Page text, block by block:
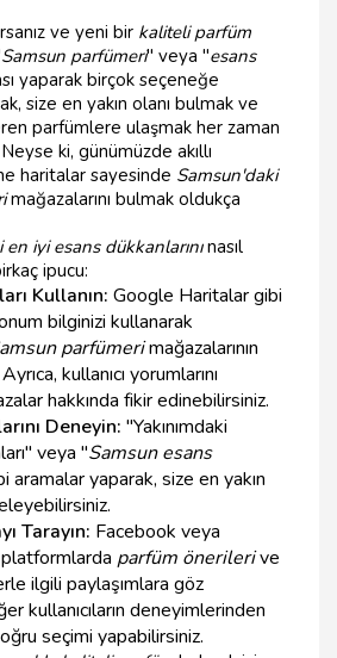
ve yeni bir kaliteli parfüm
Samsun parfümeri" veya "esans
yaparak birçok seçeneğe
size en yakın olanı bulmak ve
parfümlere ulaşmak her zaman
ki, günümüzde akıllı
haritalar sayesinde Samsun'daki
mağazalarını bulmak oldukça
en iyi esans dükkanlarınınasıl
ipucu:
Kullanın: Google Haritalar gibi
bilginizi kullanarak
parfümerimağazalarının
kullanıcı yorumlarını
hakkında fikir edinebilirsiniz.
Deneyin: "Yakınımdaki
veya "Samsun esans
aramalar yaparak, size en yakın
Tarayın: Facebook veya
parfüm önerilerive
ilgili paylaşımlara göz
kullanıcıların deneyimlerinden
seçimi yapabilirsiniz.